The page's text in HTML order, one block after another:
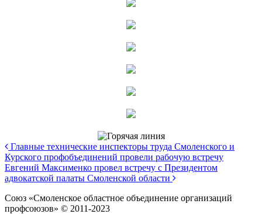
Главные технические инспекторы труда Смоленского и
Курского профобъединений провели рабочую встречу
Евгений Максименко провел встречу с Президентом
адвокатской палаты Смоленской области
Союз «Смоленское областное объединение организаций
профсоюзов» © 2011-2023